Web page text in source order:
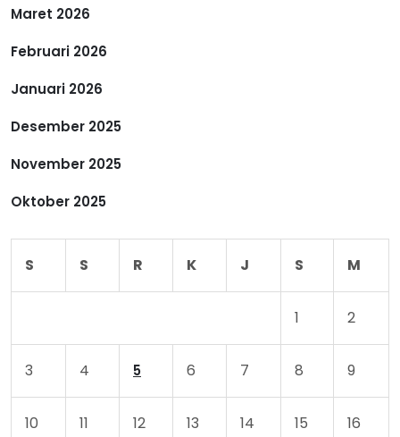
Maret 2026
Februari 2026
Januari 2026
Desember 2025
November 2025
Oktober 2025
S S R K J S M
1 2
3 4 5 6 7 8 9
10 11 12 13 14 15 16